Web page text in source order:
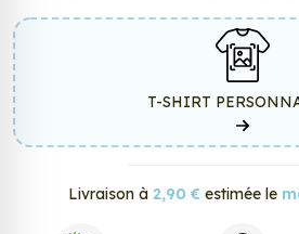
T-SHIRT
Livraison à 2,90 € estimée le